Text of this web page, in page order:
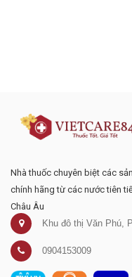
Nhà thuốc chuyên biệt các
chính hãng từ các nước tiên
Châu Âu
Khu đô thị Văn Phú,
0904153009